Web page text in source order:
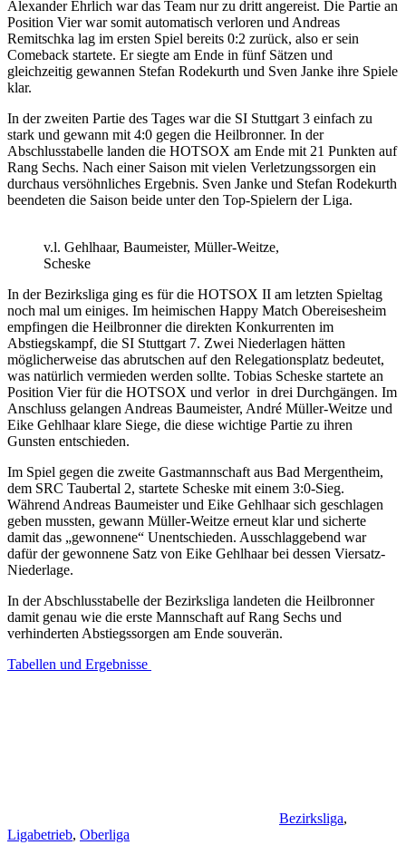
Alexander Ehrlich war das Team nur zu dritt angereist. Die Partie an
Position Vier war somit automatisch verloren und Andreas
Remitschka lag im ersten Spiel bereits 0:2 zurück, also er sein
Comeback startete. Er siegte am Ende in fünf Sätzen und
gleichzeitig gewannen Stefan Rodekurth und Sven Janke ihre Spiele
klar.
In der zweiten Partie des Tages war die SI Stuttgart 3 einfach zu
stark und gewann mit 4:0 gegen die Heilbronner. In der
Abschlusstabelle landen die HOTSOX am Ende mit 21 Punkten auf
Rang Sechs. Nach einer Saison mit vielen Verletzungssorgen ein
durchaus versöhnliches Ergebnis. Sven Janke und Stefan Rodekurth
beendeten die Saison beide unter den Top-Spielern der Liga.
v.l. Gehlhaar, Baumeister, Müller-Weitze,
Scheske
In der Bezirksliga ging es für die HOTSOX II am letzten Spieltag
noch mal um einiges. Im heimischen Happy Match Obereisesheim
empfingen die Heilbronner die direkten Konkurrenten im
Abstiegskampf, die SI Stuttgart 7. Zwei Niederlagen hätten
möglicherweise das abrutschen auf den Relegationsplatz bedeutet,
was natürlich vermieden werden sollte. Tobias Scheske startete an
Position Vier für die HOTSOX und verlor in drei Durchgängen. Im
Anschluss gelangen Andreas Baumeister, André Müller-Weitze und
Eike Gehlhaar klare Siege, die diese wichtige Partie zu ihren
Gunsten entschieden.
Im Spiel gegen die zweite Gastmannschaft aus Bad Mergentheim,
dem SRC Taubertal 2, startete Scheske mit einem 3:0-Sieg.
Während Andreas Baumeister und Eike Gehlhaar sich geschlagen
geben mussten, gewann Müller-Weitze erneut klar und sicherte
damit das „gewonnene“ Unentschieden. Ausschlaggebend war
dafür der gewonnene Satz von Eike Gehlhaar bei dessen Viersatz-
Niederlage.
In der Abschlusstabelle der Bezirksliga landeten die Heilbronner
damit genau wie die erste Mannschaft auf Rang Sechs und
verhinderten Abstiegssorgen am Ende souverän.
Tabellen und Ergebnisse
Bezirksliga,
Ligabetrieb, Oberliga